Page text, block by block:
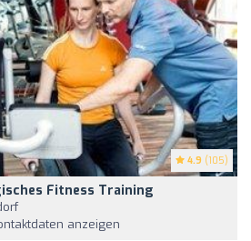
4.9 (105)
Fitness Training
anzeigen